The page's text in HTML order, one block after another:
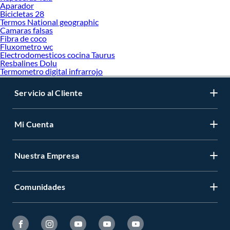
Mortero
Aparador
Bicicletas 28
Termos National geographic
Camaras falsas
Fibra de coco
Fluxometro wc
Electrodomesticos cocina Taurus
Resbalines Dolu
Termometro digital infrarrojo
Servicio al Cliente
Mi Cuenta
Nuestra Empresa
Comunidades